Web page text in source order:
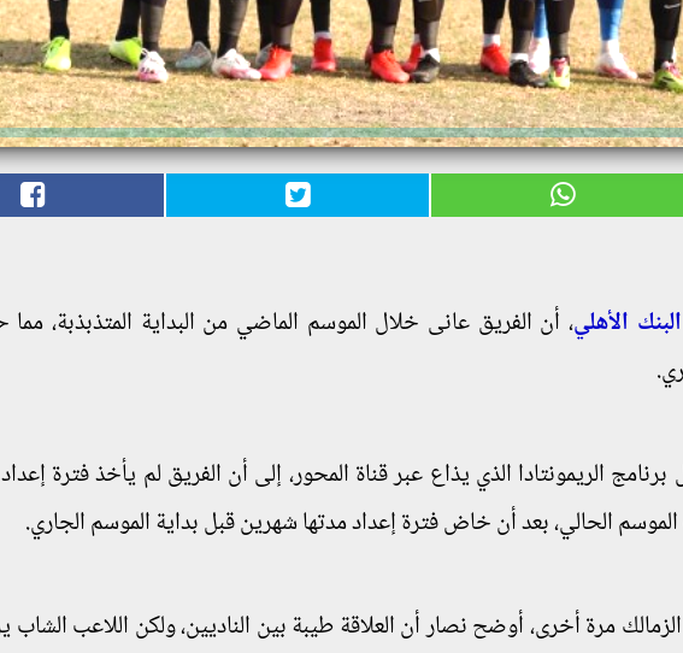
البنك الأهلي، أن الفريق عانى خلال الموسم الماضي من البداية المتذبذبة،
الريمونتادا الذي يذاع عبر قناة المحور، إلى أن الفريق لم يأخذ فترة
الحالي، بعد أن خاض فترة إعداد مدتها شهرين قبل بداية الموسم الجاري.
مرة أخرى، أوضح نصار أن العلاقة طيبة بين الناديين، ولكن اللاعب الشاب